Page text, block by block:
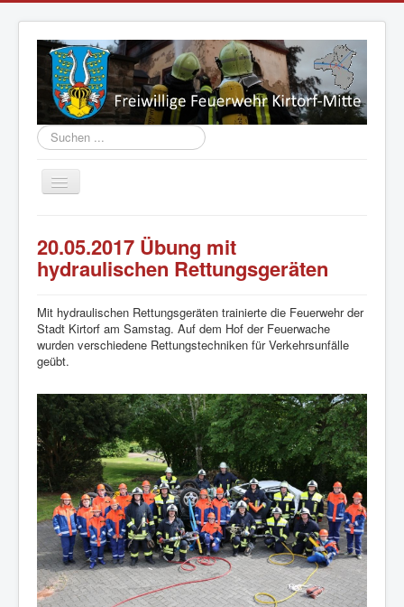
Suchen
...
Navigation
an/aus
Vorstand
Jugend
Fahrzeuge
Mitglied werden
Übungspläne
Impressum und Datenschutz
20.05.2017 Übung mit
hydraulischen Rettungsgeräten
Mit hydraulischen Rettungsgeräten trainierte die Feuerwehr der
Stadt Kirtorf am Samstag. Auf dem Hof der Feuerwache
wurden verschiedene Rettungstechniken für Verkehrsunfälle
geübt.